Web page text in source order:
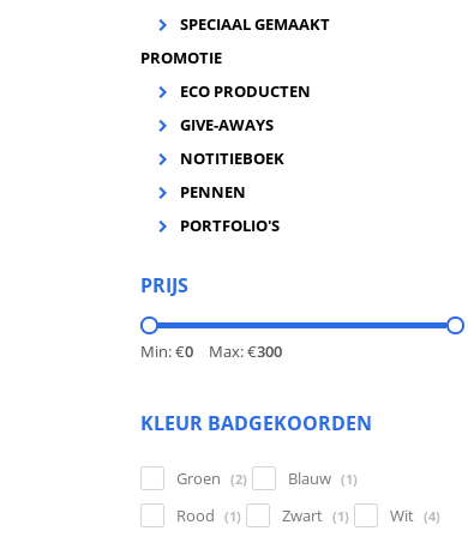
SPECIAAL GEMAAKT
PROMOTIE
ECO PRODUCTEN
GIVE-AWAYS
NOTITIEBOEK
PENNEN
PORTFOLIO'S
PRIJS
Min: €0 Max: €300
KLEUR BADGEKOORDEN
Groen (2) Blauw (1)
Rood (1) Zwart (1) Wit (4)